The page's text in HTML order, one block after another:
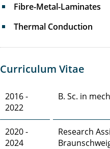
Fibre-Metal-Laminates
Thermal Conduction
Curriculum Vitae
2016 -
2022
B. Sc. in
2020 -
2024
Research